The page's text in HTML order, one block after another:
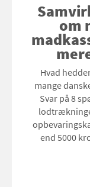
om
Hvad
mange
Svar på 8
end 5000